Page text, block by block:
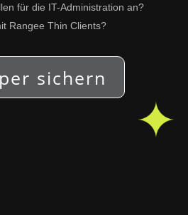
für die IT-Administration an?
Rangee Thin Clients?
sichern